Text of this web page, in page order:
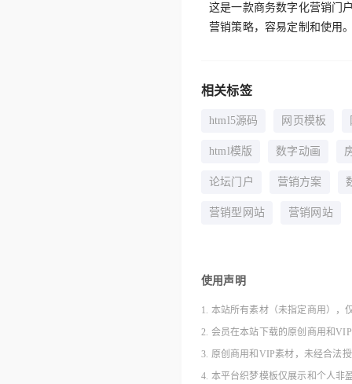
这是一款商务数字化营销门
营销策略，容易定制和使用
相关标签
html5源码 网页模板
html模版 数字动画
论坛门户 营销方案
营销型网站 营销网站
使用声明
1. 本站所有素材（未指定商用），
2. 会员在本站下载的原创商用和
3. 原创商用和VIP素材，未经合法
4. 本平台织梦模板仅展示和个人非